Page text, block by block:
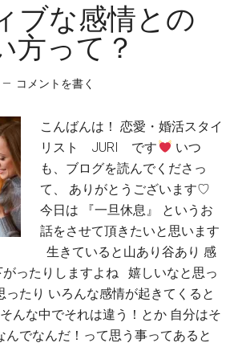
ブな感情との
方って？
コメントを書く
こんばんは！ 恋愛・婚活スタイ
リスト JURI です
いつ
も、ブログを読んでくださっ
て、 ありがとうございます♡
今日は 『一旦休息』 というお
話をさせて頂きたいと思います
生きていると山あり谷あり 感
がったりしますよね 嬉しいなと思っ
ったり いろんな感情が起きてくると
んな中でそれは違う！とか 自分はそ
んでなんだ！って思う事ってあると